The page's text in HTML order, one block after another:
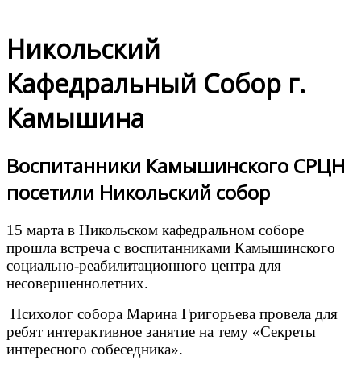
Никольский
Кафедральный Собор г.
Камышина
Воспитанники Камышинского СРЦН
посетили Никольский собор
15 марта в Никольском кафедральном соборе
прошла встреча с воспитанниками Камышинского
социально-реабилитационного центра для
несовершеннолетних.
Психолог собора Марина Григорьева провела для
ребят интерактивное занятие на тему «Секреты
интересного собеседника».